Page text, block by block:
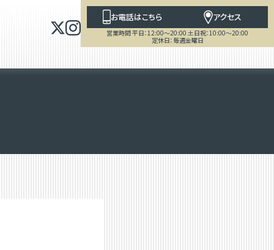
お電話はこちら アクセス
営業時間 平日：12:00～20:00 土日祝：10:00～20:00
定休日：毎週金曜日